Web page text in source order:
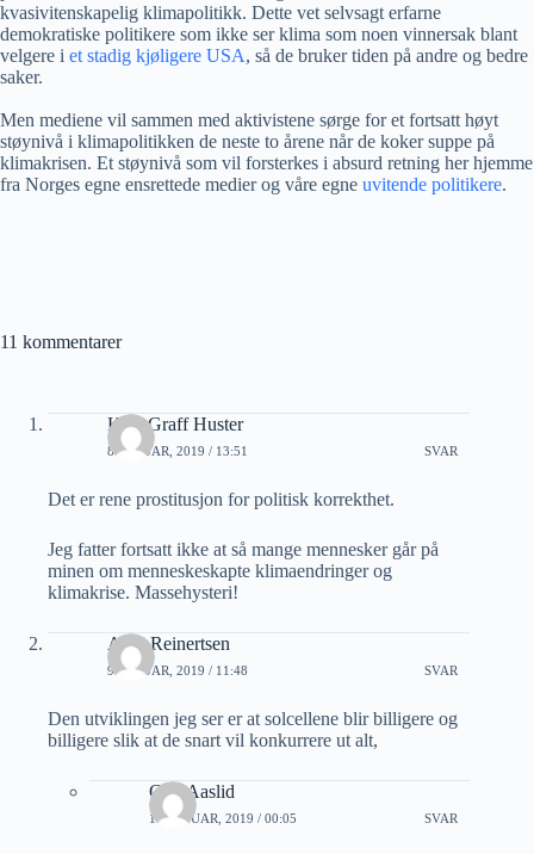
kvasivitenskapelig klimapolitikk. Dette vet selvsagt erfarne
demokratiske politikere som ikke ser klima som noen vinnersak blant
velgere i et stadig kjøligere USA, så de bruker tiden på andre og bedre
saker.
Men mediene vil sammen med aktivistene sørge for et fortsatt høyt
støynivå i klimapolitikken de neste to årene når de koker suppe på
klimakrisen. Et støynivå som vil forsterkes i absurd retning her hjemme
fra Norges egne ensrettede medier og våre egne uvitende politikere.
11 kommentarer
Kaja Graff Huster
8 JANUAR, 2019 / 13:51 SVAR
Det er rene prostitusjon for politisk korrekthet.
Jeg fatter fortsatt ikke at så mange mennesker går på
minen om menneskeskapte klimaendringer og
klimakrise. Massehysteri!
Arne Reinertsen
9 JANUAR, 2019 / 11:48 SVAR
Den utviklingen jeg ser er at solcellene blir billigere og
billigere slik at de snart vil konkurrere ut alt,
Geir Aaslid
10 JANUAR, 2019 / 00:05 SVAR